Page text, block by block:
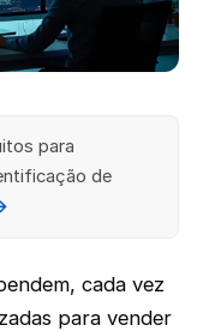
para
de
cada vez
para vender